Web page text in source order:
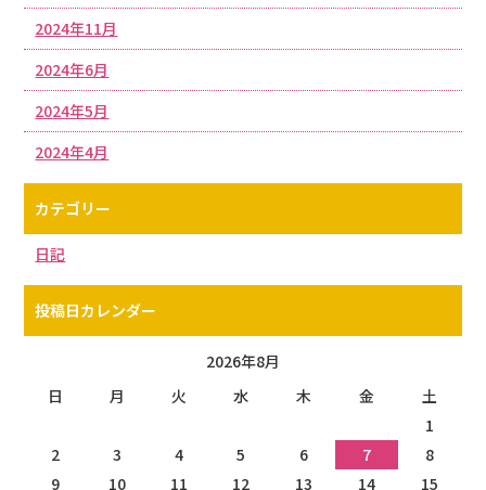
2024年11月
2024年6月
2024年5月
2024年4月
カテゴリー
日記
投稿日カレンダー
2026年8月
日
月 火 水 木 金
土
1
2
3 4 5 6 7
8
9
10 11 12 13 14 15